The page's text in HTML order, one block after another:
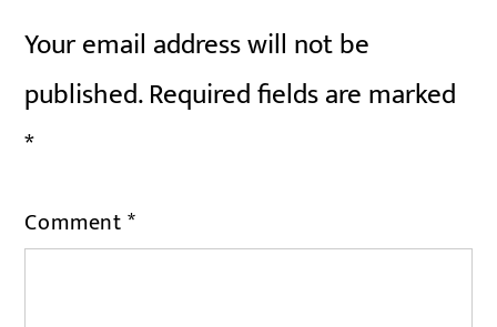
Your email address will not be
published.Required fields are marked
*
Comment*